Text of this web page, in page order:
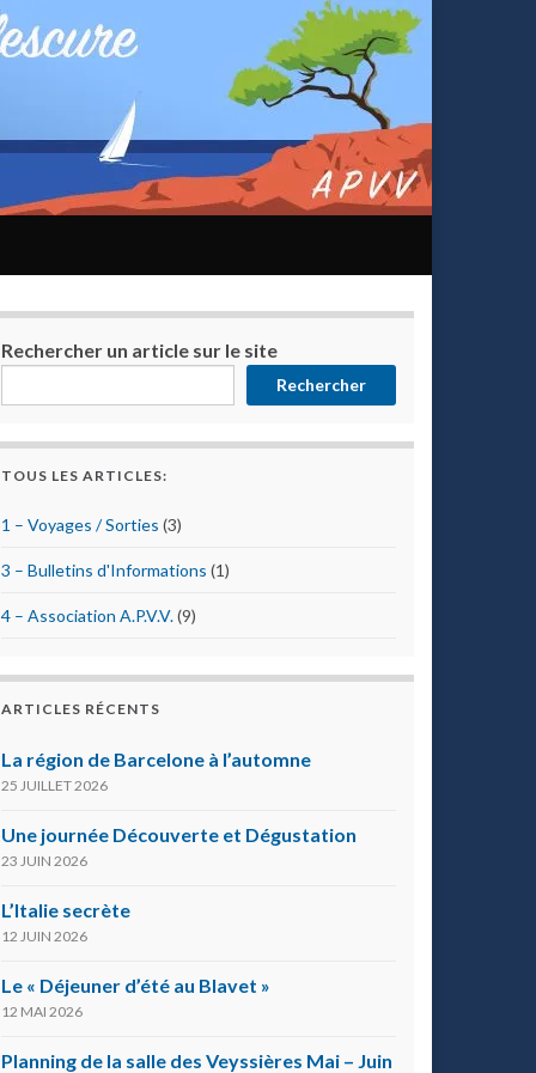
Rechercher un article sur le site
Rechercher
TOUS LES ARTICLES:
1 – Voyages / Sorties (3)
3 – Bulletins d'Informations (1)
4 – Association A.P.V.V.(9)
ARTICLES RÉCENTS
La région de Barcelone à l’automne
25 JUILLET 2026
Une journée Découverte et Dégustation
23 JUIN 2026
L’Italie secrète
12 JUIN 2026
Le « Déjeuner d’été au Blavet »
12 MAI 2026
Planning de la salle des Veyssières Mai – Juin